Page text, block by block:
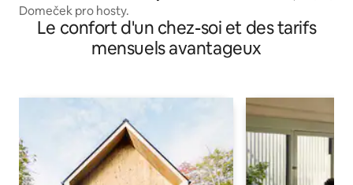
Domeček pro hosty.
Le confort d'un chez-soi et des tarifs
mensuels avantageux